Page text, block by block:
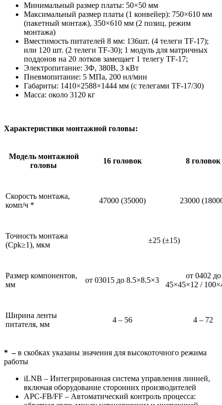
Минимальный размер платы: 50×50 мм
Максимальный размер платы (1 конвейер): 750×610 мм
(пакетный монтаж), 350×610 мм (2 позиц. режим
монтажа)
Вместимость питателей 8 мм: 136шт. (4 телеги TF-17);
или 120 шт. (2 телеги TF-30); 1 модуль для матричных
поддонов на 20 лотков замещает 1 телегу TF-17;
Электропитание: 3Ф, 380В, 3 кВт
Пневмопитание: 5 МПа, 200 нл/мин
Габариты: 1410×2588×1444 мм (с телегами TF-17/30)
Масса: около 3120 кг
Характеристики монтажной головы:
Модель монтажной
головы
16 головок 8 головок
Скорость монтажа,
комп/ч *
47000 (35000) 23000
Точность монтажа
(Cpk≥1), мкм
±25 (±15)
Размер компонентов,
мм
от 03015 до 8.5×8.5×3
от 0402 до
45×45×12 /
Ширина ленты
питателя, мм
4 – 56 4 – 72
* –в скобках указаны значения для высокоточного режима
работы
iLNB – Интегрированная система управления линией,
включая оборудование сторонних производителей
APC-FB/FF – Автоматический контроль процесса: